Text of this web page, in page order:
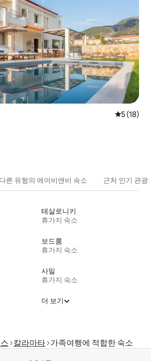
평점 5점
5 (18)
다른 유형의 에어비앤비 숙소 근처 인기 관광
테살로니키
휴가지 숙소
보드룸
휴가지 숙소
사밀
휴가지 숙소
더 보기
칼라마타 가족여행에 적합한 숙소